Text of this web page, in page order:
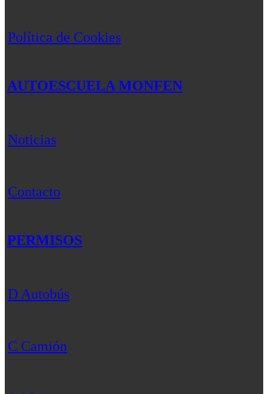
Política de Cookies
AUTOESCUELA MONFEN
Noticias
Contacto
PERMISOS
D Autobús
C Camión